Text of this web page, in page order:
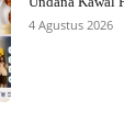
4 Agustus 2026